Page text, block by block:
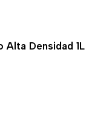
Alta Densidad 1L